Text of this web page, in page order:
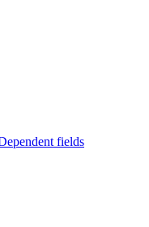
fields